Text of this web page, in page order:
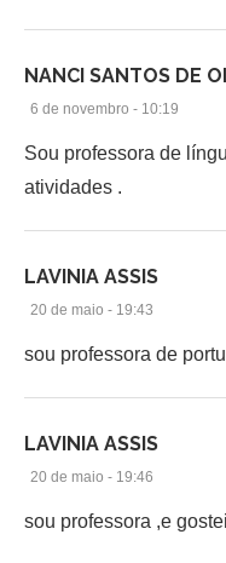
NANCI SANTOS DE
6 de novembro - 10:19
Sou professora de
atividades .
LAVINIA ASSIS
20 de maio - 19:43
sou professora de
LAVINIA ASSIS
20 de maio - 19:46
sou professora ,e